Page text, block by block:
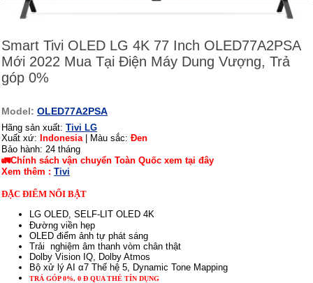
Smart Tivi OLED LG 4K 77 Inch OLED77A2PSA
Mới 2022 Mua Tại Điện Máy Dung Vượng, Trả
góp 0%
Model: OLED77A2PSA
Hãng sản xuất: Tivi LG
Xuất xứ: Indonesia | Màu sắc: Đen
Bảo hành: 24 tháng
🚛Chính sách vận chuyển Toàn Quốc xem tại đây
Xem thêm : Tivi
ĐẶC ĐIỂM NỔI BẬT
LG OLED, SELF-LIT OLED 4K
Đường viền hẹp
OLED điểm ảnh tự phát sáng
Trải nghiệm âm thanh vòm chân thật
Dolby Vision IQ, Dolby Atmos
Bộ xử lý AI α7 Thế hệ 5, Dynamic Tone Mapping
TRẢ GÓP 0%, 0 Đ QUA THẺ TÍN DỤNG